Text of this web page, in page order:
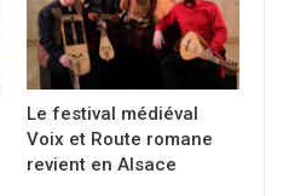
Le festival médiéval
Voix et Route romane
revient en Alsace